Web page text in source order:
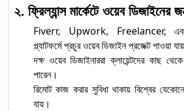
২. ফ্রিল্যান্স মার্কেটে ওয়েব ডিজাইনের
Fiverr, Upwork, Freelancer,
প্ল্যাটফর্মে প্রচুর ওয়েব ডিজাইন প্রজেক্ট পাওয়া
দক্ষ ওয়েব ডিজাইনাররা ক্লায়েন্টদের কাছ
পারেন।
রিমোট কাজ করার সুবিধা থাকায় বিশ্বের
যায়।